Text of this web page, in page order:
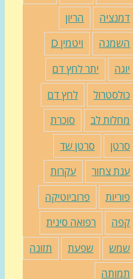
דמנציה
הריון
השמנה
ויטמין D
יוגה
יתר לחץ דם
כולסטרול
לחץ דם
מחלות לב
סוכרת
סרטן
סרטן שד
ענת צחור
עקרות
פוריות
פרוביוטיקה
קפה
רפואה סינית
שמש
שפעת
תזונה
תמותה